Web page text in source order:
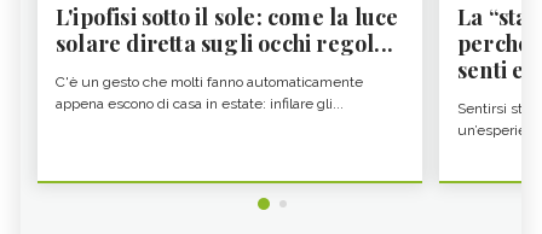
L'ipofisi sotto il sole: come la luce
solare diretta sugli occhi regol...
C'è un gesto che molti fanno automaticamente
appena escono di casa in estate: infilare gli...
La
perché
senti
Sentirsi